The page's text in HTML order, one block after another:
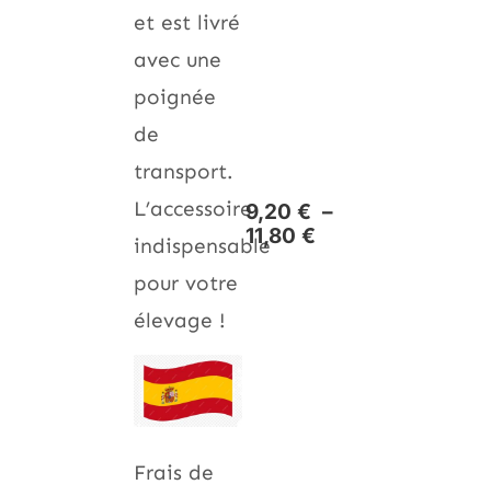
et est livré
avec une
poignée
de
transport.
L’accessoire
indispensable
pour votre
élevage !
Frais de
9,20 € –
11,80 €